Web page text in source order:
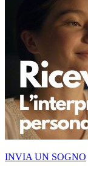
INVIA UN SOGNO